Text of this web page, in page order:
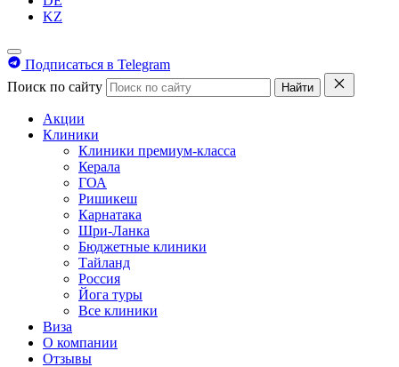
KZ
Подписаться в Telegram
Поиск по сайту
Найти
Акции
Клиники
Клиники премиум-класса
Керала
ГОА
Ришикеш
Карнатака
Шри-Ланка
Бюджетные клиники
Тайланд
Россия
Йога туры
Все клиники
Виза
О компании
Отзывы